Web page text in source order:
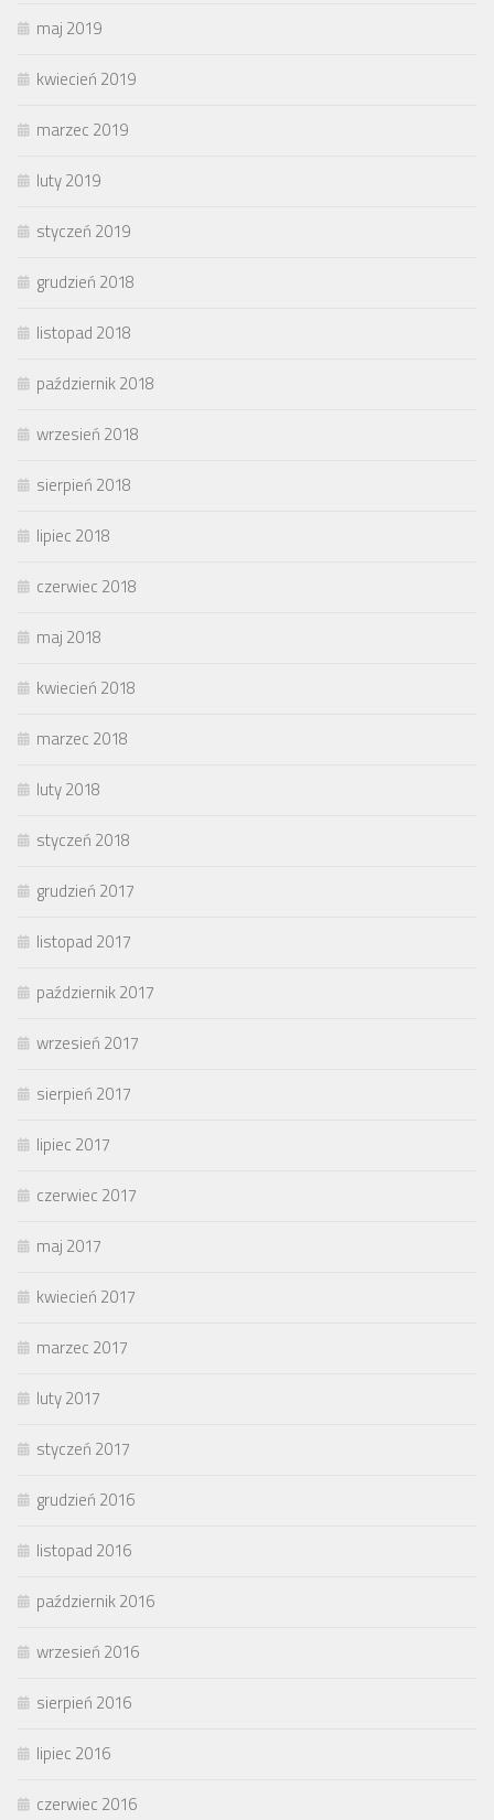
maj 2019
kwiecień 2019
marzec 2019
luty 2019
styczeń 2019
grudzień 2018
listopad 2018
październik 2018
wrzesień 2018
sierpień 2018
lipiec 2018
czerwiec 2018
maj 2018
kwiecień 2018
marzec 2018
luty 2018
styczeń 2018
grudzień 2017
listopad 2017
październik 2017
wrzesień 2017
sierpień 2017
lipiec 2017
czerwiec 2017
maj 2017
kwiecień 2017
marzec 2017
luty 2017
styczeń 2017
grudzień 2016
listopad 2016
październik 2016
wrzesień 2016
sierpień 2016
lipiec 2016
czerwiec 2016